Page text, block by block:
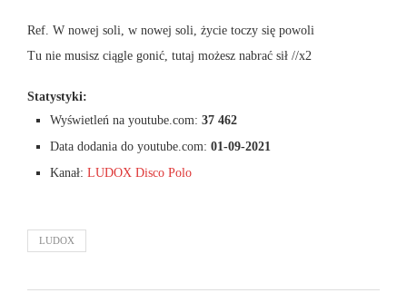
Ref. W nowej soli, w nowej soli, życie toczy się powoli
Tu nie musisz ciągle gonić, tutaj możesz nabrać sił //x2
Statystyki:
Wyświetleń na youtube.com: 37 462
Data dodania do youtube.com: 01-09-2021
Kanał: LUDOX Disco Polo
LUDOX